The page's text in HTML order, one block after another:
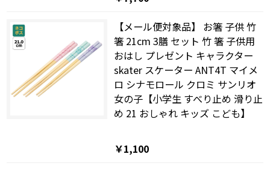
【メール便対象品】 お箸 子供 竹
箸 21cm 3膳 セット 竹 箸 子供用
おはし プレゼント キャラクター
skater スケーター ANT4T マイメ
ロ シナモロール クロミ サンリオ
女の子【小学生 すべり止め 滑り止
め 21 おしゃれ キッズ こども】
￥1,100